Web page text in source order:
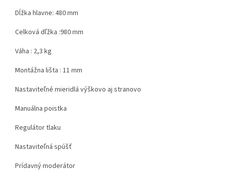
Dĺžka hlavne: 480 mm
Celková dľžka :980 mm
Váha : 2,3 kg
Montážna lišta : 11 mm
Nastaviteľné mieridlá výškovo aj stranovo
Manuálna poistka
Regulátor tlaku
Nastaviteľná spúšť
Prídavný moderátor